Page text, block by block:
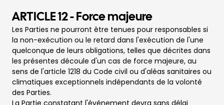
ARTICLE 12 - Force majeure
Les Parties ne pourront être tenues pour responsables si
la non-exécution ou le retard dans l'exécution de l'une
quelconque de leurs obligations, telles que décrites dans
les présentes découle d'un cas de force majeure, au
sens de l'article 1218 du Code civil ou d'aléas sanitaires ou
climatiques exceptionnels indépendants de la volonté
des Parties.
La Partie constatant l'événement devra sans délai